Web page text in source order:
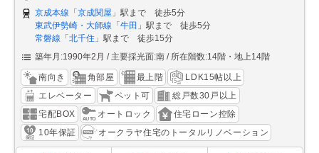
京成本線 「京成関屋 」駅まで 徒歩5分
東武伊勢崎・大師線 「牛田 」駅まで 徒歩5分
常磐線 「北千住 」駅まで 徒歩15分
築年月:1990年2月
主要採光面:南 所在階数:14階・地上14階
南向き 角部屋 最上階
LDK15帖以上
エレベーター
ペット可
総戸数30戸以上
宅配BOX
オートロック
住宅ローン控除
10年保証
オークラヤ住宅のトータルリノベーション